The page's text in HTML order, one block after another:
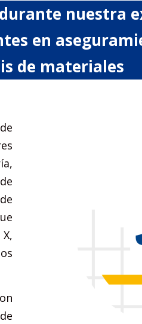
nuestra
en
de materiales